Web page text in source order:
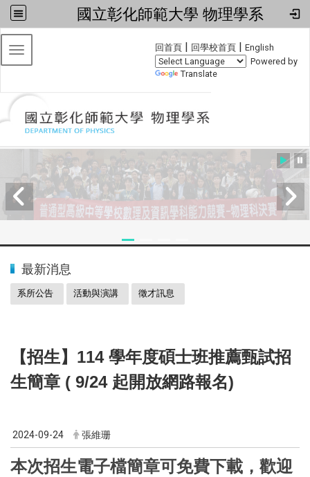
國立彰化師範大學 物理學系
回首頁 | 回學校首頁 | English
Powered by
Translate
Toggle navigation
最新消息
系所公告 活動與演講 徵才訊息
【招生】114 學年度碩士班推薦甄試招
生簡章 ( 9/24 起開放網路報名)
2024-09-24 張維珊
本次招生電子檔簡章可免費下載，歡迎